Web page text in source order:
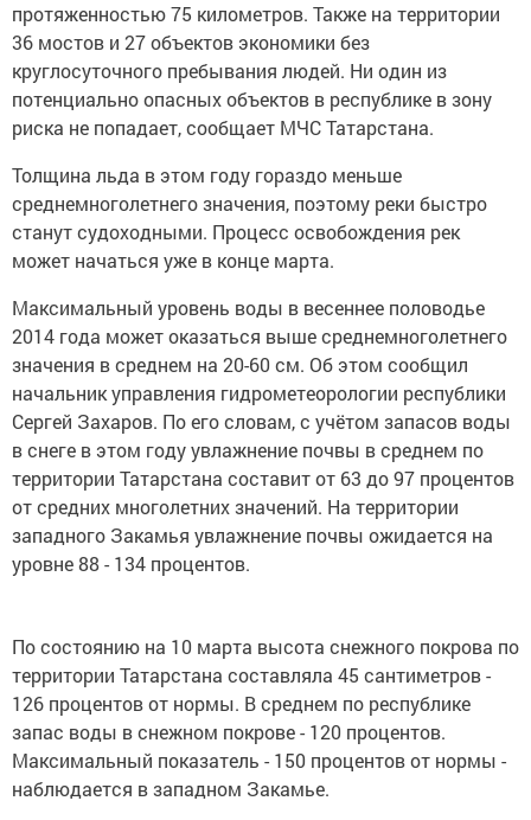
протяженностью 75 километров. Также на территории
36 мостов и 27 объектов экономики без
круглосуточного пребывания людей. Ни один из
потенциально опасных объектов в республике в зону
риска не попадает, сообщает МЧС Татарстана.
Толщина льда в этом году гораздо меньше
среднемноголетнего значения, поэтому реки быстро
станут судоходными. Процесс освобождения рек
может начаться уже в конце марта.
Максимальный уровень воды в весеннее половодье
2014 года может оказаться выше среднемноголетнего
значения в среднем на 20-60 см. Об этом сообщил
начальник управления гидрометеорологии республики
Сергей Захаров. По его словам, с учётом запасов воды
в снеге в этом году увлажнение почвы в среднем по
территории Татарстана составит от 63 до 97 процентов
от средних многолетних значений. На территории
западного Закамья увлажнение почвы ожидается на
уровне 88 - 134 процентов.
По состоянию на 10 марта высота снежного покрова по
территории Татарстана составляла 45 сантиметров -
126 процентов от нормы. В среднем по республике
запас воды в снежном покрове - 120 процентов.
Максимальный показатель - 150 процентов от нормы -
наблюдается в западном Закамье.